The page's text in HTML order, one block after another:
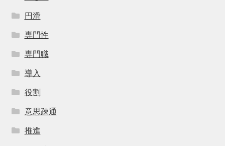
円滑
専門性
専門職
導入
役割
意思疎通
推進